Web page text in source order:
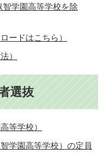
学園高等学校を除
ードはこちら）
）
選抜
等学校）
学園高等学校）の定員